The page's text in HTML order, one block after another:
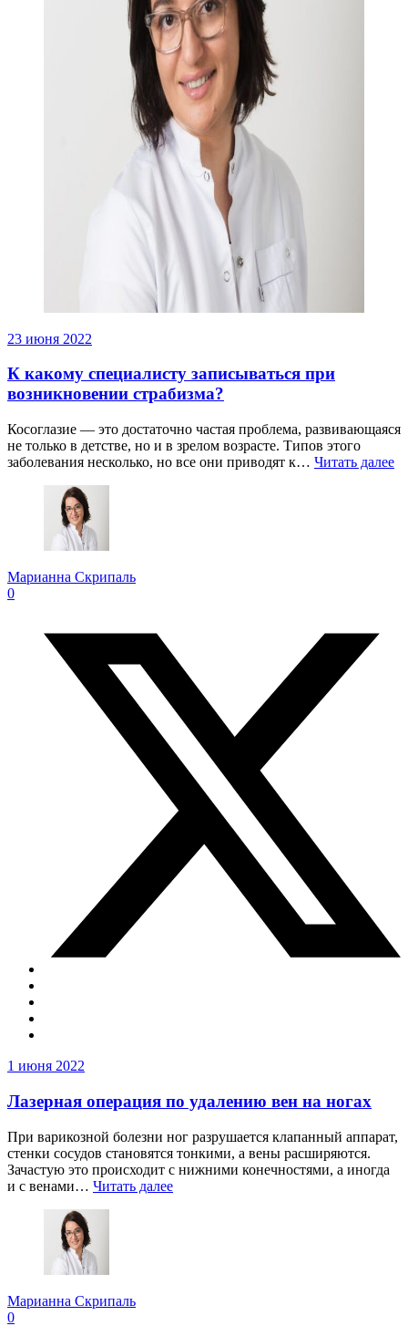
23 июня 2022
К какому специалисту записываться при
возникновении страбизма?
Косоглазие — это достаточно частая проблема, развивающаяся
не только в детстве, но и в зрелом возрасте. Типов этого
заболевания несколько, но все они приводят к… Читать далее
Марианна Скрипаль
0
1 июня 2022
Лазерная операция по удалению вен на ногах
При варикозной болезни ног разрушается клапанный аппарат,
стенки сосудов становятся тонкими, а вены расширяются.
Зачастую это происходит с нижними конечностями, а иногда
и с венами… Читать далее
Марианна Скрипаль
0